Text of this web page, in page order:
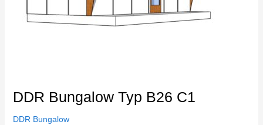
DDR Bungalow Typ B26 C1
DDR Bungalow